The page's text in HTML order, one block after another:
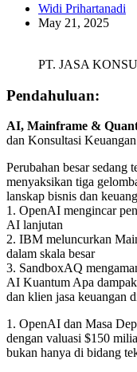
Widi Prihartanadi
May 21, 2025
PT. JASA
Pendahuluan:
AI, Mainframe &
dan Konsultasi
Perubahan besar sedang
menyaksikan tiga
lanskap bisnis dan
1. OpenAI mengincar
AI lanjutan
2. IBM meluncurkan
dalam skala besar
3. SandboxAQ
AI Kuantum Apa
dan klien jasa keuangan
1. OpenAI dan Masa
dengan valuasi $150
bukan hanya di bidang